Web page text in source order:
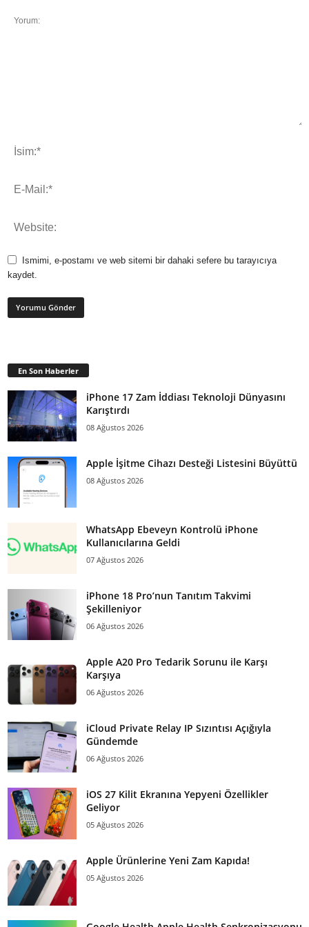
Ismimi, e-postamı ve web sitemi bir dahaki sefere bu tarayıcıya
kaydet.
En Son Haberler
iPhone 17 Zam İddiası Teknoloji Dünyasını
Karıştırdı
08 Ağustos 2026
Apple İşitme Cihazı Desteği Listesini Büyüttü
08 Ağustos 2026
WhatsApp Ebeveyn Kontrolü iPhone
Kullanıcılarına Geldi
07 Ağustos 2026
iPhone 18 Pro’nun Tanıtım Takvimi
Şekilleniyor
06 Ağustos 2026
Apple A20 Pro Tedarik Sorunu ile Karşı
Karşıya
06 Ağustos 2026
iCloud Private Relay IP Sızıntısı Açığıyla
Gündemde
06 Ağustos 2026
iOS 27 Kilit Ekranına Yepyeni Özellikler
Geliyor
05 Ağustos 2026
Apple Ürünlerine Yeni Zam Kapıda!
05 Ağustos 2026